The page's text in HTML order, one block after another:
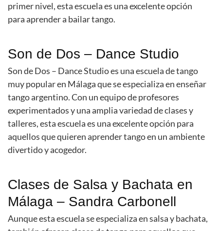
primer nivel, esta escuela es una excelente opción
para aprender a bailar tango.
Son de Dos – Dance Studio
Son de Dos – Dance Studio es una escuela de tango
muy popular en Málaga que se especializa en enseñar
tango argentino. Con un equipo de profesores
experimentados y una amplia variedad de clases y
talleres, esta escuela es una excelente opción para
aquellos que quieren aprender tango en un ambiente
divertido y acogedor.
Clases de Salsa y Bachata en
Málaga – Sandra Carbonell
Aunque esta escuela se especializa en salsa y bachata,